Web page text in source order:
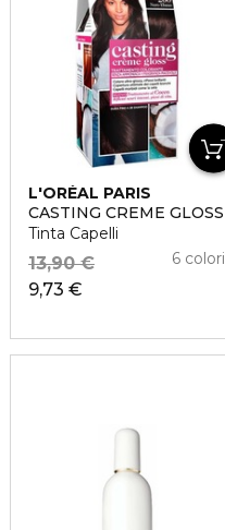
L'ORÉAL PARIS
CASTING CREME GLOSS
Tinta Capelli
9,73 €
13,90 € 6 colori